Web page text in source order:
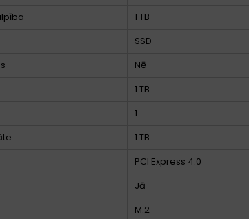
1 TB
SSD
Nē
1 TB
1
1 TB
PCI Express 4.0
Jā
M.2